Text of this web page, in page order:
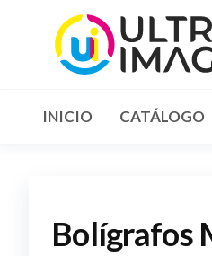
INICIO CATÁLOGO
Bolígrafos